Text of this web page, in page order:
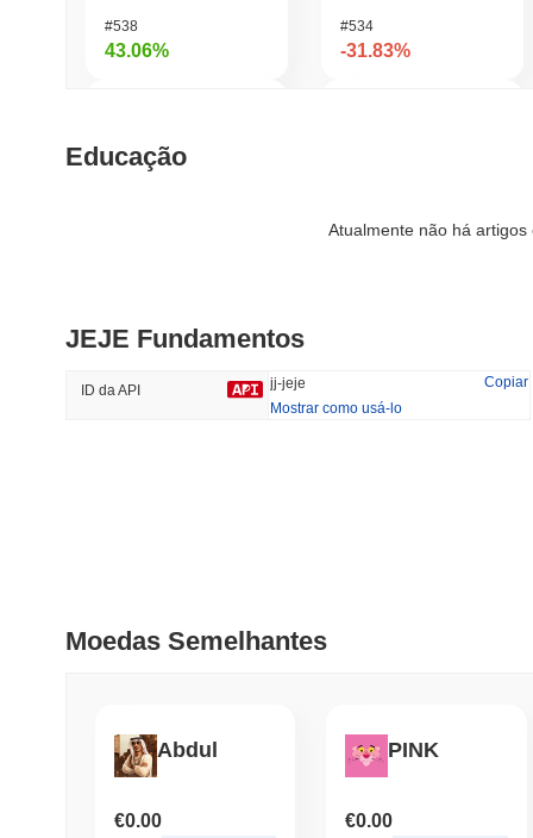
#538
43.06%
#720
#534
-31.83%
Educação
Atualmente não há
JEJE Fundamentos
ID da API jj-jeje
Copiar
Mostrar como usá-lo
Moedas Semelhantes
Abdul
€0.00
PINK
€0.00